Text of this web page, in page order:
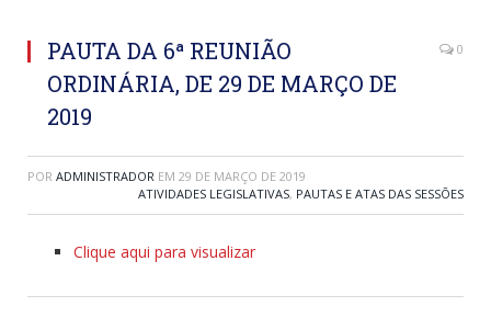
PAUTA DA 6ª REUNIÃO
ORDINÁRIA, DE 29 DE MARÇO DE
2019
0
POR ADMINISTRADOR EM 29 DE MARÇO DE 2019
ATIVIDADES LEGISLATIVAS, PAUTAS E ATAS DAS SESSÕES
Clique aqui para visualizar